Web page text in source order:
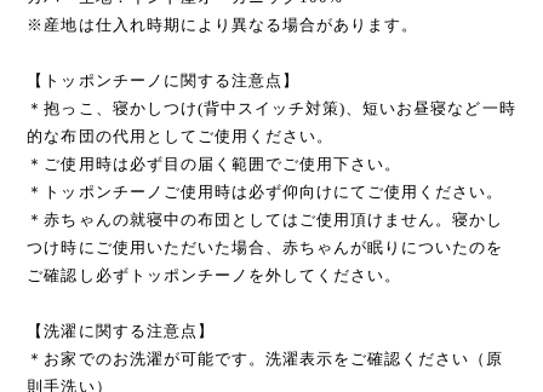
※産地は仕入れ時期により異なる場合があります。
【トッポンチーノに関する注意点】
＊抱っこ、寝かしつけ(背中スイッチ対策)、短いお昼寝など一時
的な布団の代用としてご使用ください。
＊ご使用時は必ず目の届く範囲でご使用下さい。
＊トッポンチーノご使用時は必ず仰向けにてご使用ください。
＊赤ちゃんの就寝中の布団としてはご使用頂けません。寝かし
つけ時にご使用いただいた場合、赤ちゃんが眠りについたのを
ご確認し必ずトッポンチーノを外してください。
【洗濯に関する注意点】
＊お家でのお洗濯が可能です。洗濯表示をご確認ください（原
則手洗い）